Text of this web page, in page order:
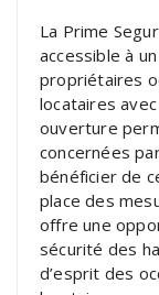
La Prime
accessible à
propriétaires
locataires
ouverture
concernées
bénéficier de
place des
offre une
sécurité des
d’esprit des